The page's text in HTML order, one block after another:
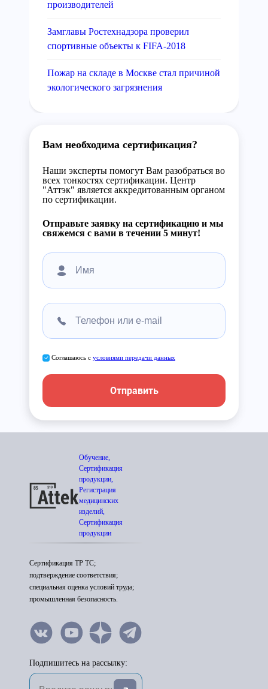
производителей
Замглавы Ростехнадзора проверил
спортивные объекты к FIFA-2018
Пожар на складе в Москве стал причиной
экологического загрязнения
Вам необходима сертификация?
Наши эксперты помогут Вам разобраться во
всех тонкостях сертификации. Центр
"Аттэк" является аккредитованным органом
по сертификации.
Отправьте заявку на сертификацию и мы
свяжемся с вами в течении 5 минут!
Соглашаюсь с условиями передачи данных
Отправить
Обучение,
Сертификация
продукции,
Регистрация
медицинских
изделий,
Сертификация
продукции
Сертификация ТР ТС;
подтверждение соответствия;
специальная оценка условий труда;
промышленная безопасность.
Подпишитесь на рассылку: